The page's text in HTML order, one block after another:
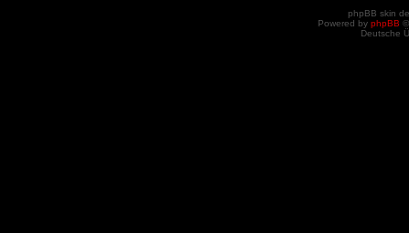
phpBB skin
Powered by phpBB
Deutsche